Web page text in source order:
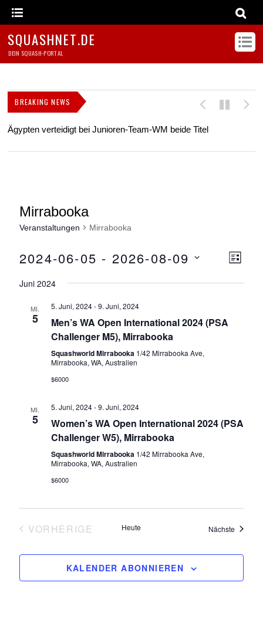
SQUASHNET.DE
DEIN SQUASH-PORTAL
BREAKING NEWS
Ägypten verteidigt bei Junioren-Team-WM beide Titel
Mirrabooka
Veranstaltungen Mirrabooka
L
S
2024-06-05 - 2026-08-09
a
Juni 2024
MI.
5
5. Juni, 2024-9. Juni, 2024
Men’s WA Open International 2024 (PSA
Challenger M5), Mirrabooka
Squashworld Mirrabooka 1/42 Mirrabooka Ave,
Mirrabooka, WA, Australien
$6000
MI.
5
5. Juni, 2024-9. Juni, 2024
Women’s WA Open International 2024 (PSA
Challenger W5), Mirrabooka
Squashworld Mirrabooka 1/42 Mirrabooka Ave,
Mirrabooka, WA, Australien
$6000
VORHERIGE
Heute Nächste
KALENDER ABONNIEREN